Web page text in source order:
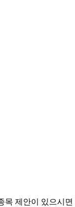
목 제안이 있으시면